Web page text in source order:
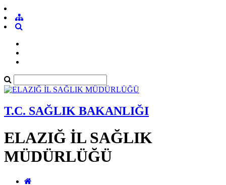
T.C. SAĞLIK BAKANLIĞI
ELAZIĞ İL SAĞLIK
MÜDÜRLÜĞÜ